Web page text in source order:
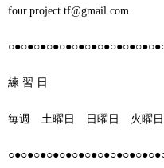
four.project.tf@gmail.com
練 習 日
毎週 土曜日 日曜日 火曜